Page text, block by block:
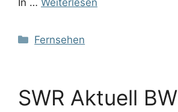
Kategorien
Fernsehen
SWR Aktuell BW